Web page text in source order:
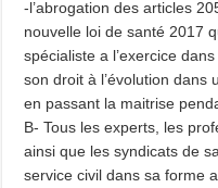
-l’abrogation des articles
nouvelle loi de santé 2017
spécialiste a l’exercice
son droit à l’évolution dans
en passant la maitrise
B- Tous les experts, les
ainsi que les syndicats de
service civil dans sa forme